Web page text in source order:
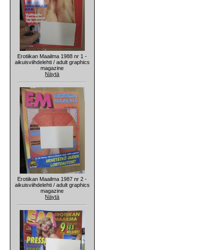
Erotiikan Maailma 1988 nr 1 -
aikuisviihdelehti / adult graphics
magazine
Näytä
Erotiikan Maailma 1987 nr 2 -
aikuisviihdelehti / adult graphics
magazine
Näytä